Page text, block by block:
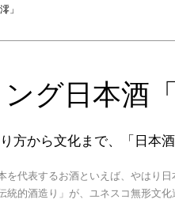
」
グ日本酒
方から文化まで、「日本
を代表するお酒といえば、やはり
伝統的酒造り」が、ユネスコ無形文